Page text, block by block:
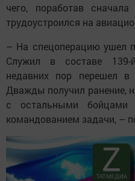
чего, поработав
трудоустроился на
– На спецоперацию ушел
Служил в составе
недавних пор перешел в
Дважды получил ранение,
с остальными бойцами
командованием задачи, –